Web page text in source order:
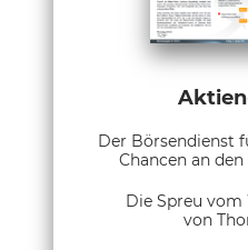
Der Börsendienst
Chancen an
Die Spreu vom
von